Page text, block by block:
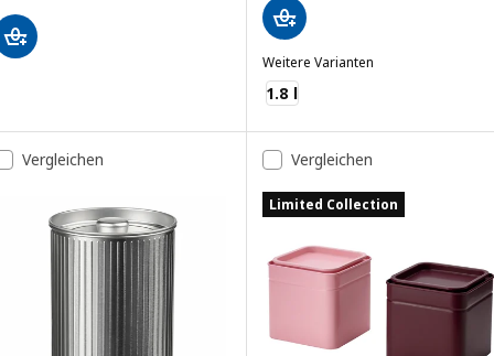
Weitere Varianten
VARDAGEN
1.8 l
Vergleichen Vergleichen
Limited Collection